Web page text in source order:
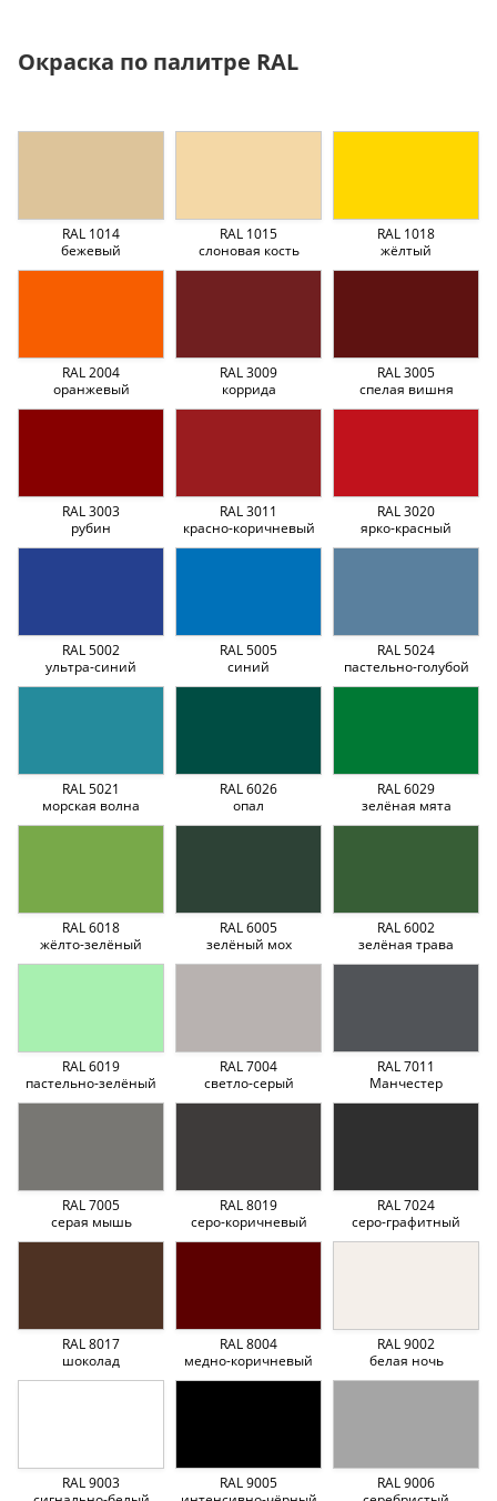
Окраска по палитре RAL
RAL 1014
бежевый
RAL 1015
слоновая кость
RAL 1018
жёлтый
RAL 2004
оранжевый
RAL 3009
коррида
RAL 3005
спелая вишня
RAL 3003
рубин
RAL 3011
красно-коричневый
RAL 3020
ярко-красный
RAL 5002
ультра-синий
RAL 5005
синий
RAL 5024
пастельно-голубой
RAL 5021
морская волна
RAL 6026
опал
RAL 6029
зелёная мята
RAL 6018
жёлто-зелёный
RAL 6005
зелёный мох
RAL 6002
зелёная трава
RAL 6019
пастельно-зелёный
RAL 7004
светло-серый
RAL 7011
Манчестер
RAL 7005
серая мышь
RAL 8019
серо-коричневый
RAL 7024
серо-графитный
RAL 8017
шоколад
RAL 8004
медно-коричневый
RAL 9002
белая ночь
RAL 9003
RAL 9005
RAL 9006